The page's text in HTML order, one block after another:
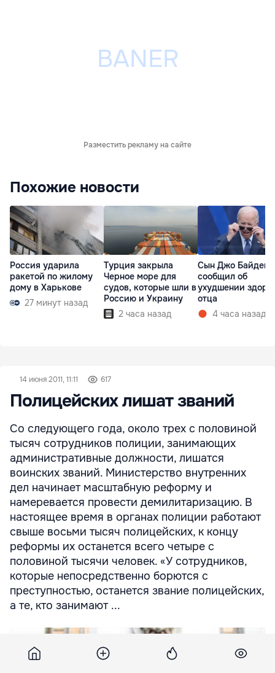
Разместить рекламу на сайте
Похожие новости
Россия ударила
ракетой по жилому
дому в Харькове
27 минут назад
Турция закрыла
Черное море для
судов, которые шли в
Россию и Украину
2 часа назад
Сын Джо Байдена
сообщил об
ухудшении
отца
4 часа назад
14 июня 2011, 11:11 617
Полицейских лишат званий
Со следующего года, около трех с половиной
тысяч сотрудников полиции, занимающих
административные должности, лишатся
воинских званий. Министерство внутренних
дел начинает масштабную реформу и
намеревается провести демилитаризацию. В
настоящее время в органах полиции работают
свыше восьми тысяч полицейских, к концу
реформы их останется всего четыре с
половиной тысячи человек. «У сотрудников,
которые непосредственно борются с
преступностью, останется звание полицейских,
а те, кто занимают ...